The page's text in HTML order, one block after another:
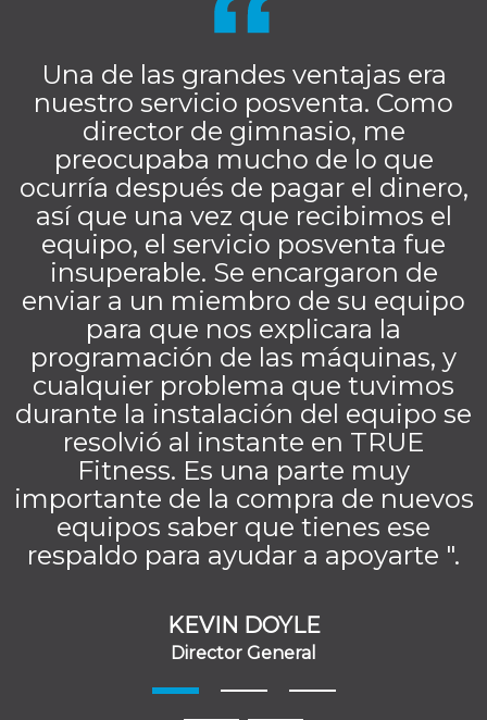
Una de las grandes ventajas era
nuestro servicio posventa. Como
director de gimnasio, me
preocupaba mucho de lo que
ocurría después de pagar el dinero,
así que una vez que recibimos el
equipo, el servicio posventa fue
insuperable. Se encargaron de
enviar a un miembro de su equipo
para que nos explicara la
programación de las máquinas, y
cualquier problema que tuvimos
durante la instalación del equipo se
resolvió al instante en TRUE
Fitness. Es una parte muy
importante de la compra de nuevos
equipos saber que tienes ese
respaldo para ayudar a apoyarte ".
KEVIN DOYLE
Director General